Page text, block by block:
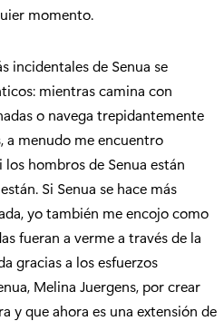
momento.
incidentales de Senua se
mientras camina con
o navega trepidantemente
a menudo me encuentro
hombros de Senua están
Si Senua se hace más
yo también me encojo como
fueran a verme a través de la
gracias a los esfuerzos
Melina Juergens, por crear
y que ahora es una extensión de